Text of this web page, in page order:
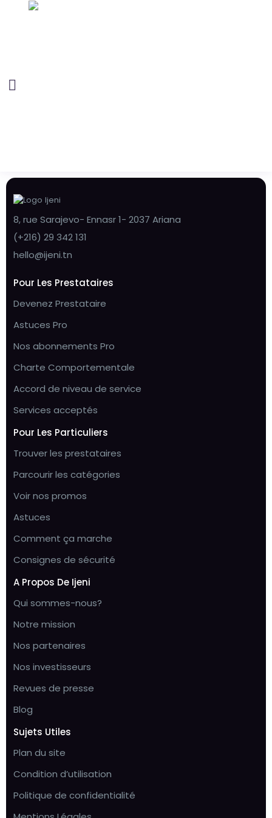
8, rue Sarajevo- Ennasr 1- 2037 Ariana
(+216) 29 342 131
hello@ijeni.tn
Pour Les Prestataires
Devenez Prestataire
Astuces Pro
Nos abonnements Pro
Charte Comportementale
Accord de niveau de service
Services acceptés
Pour Les Particuliers
Trouver les prestataires
Parcourir les catégories
Voir nos promos
Astuces
Comment ça marche
Consignes de sécurité
A Propos De Ijeni
Qui sommes-nous?
Notre mission
Nos partenaires
Nos investisseurs
Revues de presse
Blog
Sujets Utiles
Plan du site
Condition d’utilisation
Politique de confidentialité